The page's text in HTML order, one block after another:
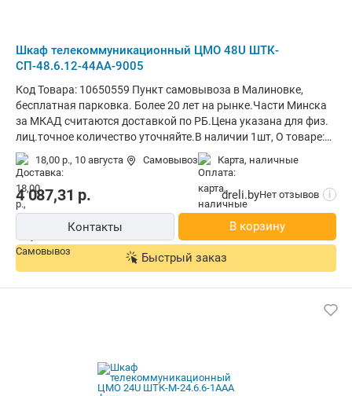
Шкаф телекоммуникационный ЦМО 48U ШТК-
СП-48.6.12-44АА-9005
Код Товара: 10650559 Пункт самовывоза в Малиновке,
бесплатная парковка. Более 20 лет на рынке.Части Минска
за МКАД считаются доставкой по РБ.Цена указана для физ.
лиц.точное количество уточняйте.В наличии 1шт, О товаре:
установка внутри помещения, монтаж стационарный,
материал щита (ящика): металл, степень защиты IP20,
ВхШхГ: 221.5x60x119 см
18,00 р., 10 августа Самовывоз карта, наличные
4 087,31 р. dreli.byНет отзывов i
Контакты В корзину
Быстрый заказ